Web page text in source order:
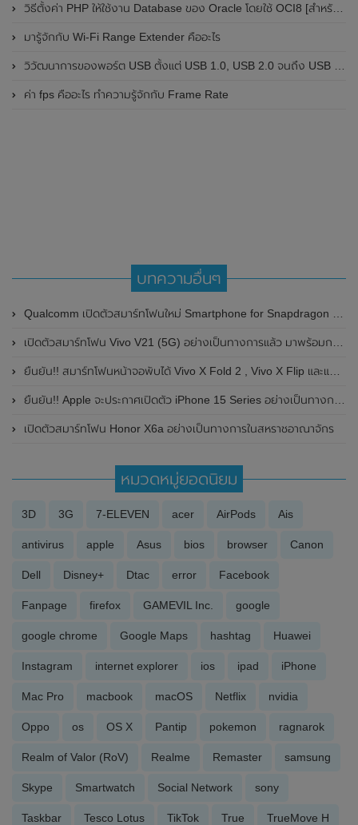
วิธีตั้งค่า PHP ให้ใช้งาน Database ของ Oracle โดยใช้ OCI8 [สำหรับ Mac OSX]
มารู้จักกับ Wi-Fi Range Extender คืออะไร
วิวัฒนาการของพอร์ต USB ตั้งแต่ USB 1.0, USB 2.0 จนถึง USB 4 ในปัจจุบัน
ค่า fps คืออะไร ทำความรู้จักกับ Frame Rate
บทความอื่นๆ
Qualcomm เปิดตัวสมาร์ทโฟนใหม่ Smartphone for Snapdragon Insiders มาพร้อมชิป Snapdragon 888 และหน้าจอ AMOLED , 144Hz ขนาด 6.78 นิ้ว
เปิดตัวสมาร์ทโฟน Vivo V21 (5G) อย่างเป็นทางการแล้ว มาพร้อมกล้องหน้า 44MP และกันสั่น OIS ในราคาเริ่มต้นเพียง 12,999 บาท
ยืนยัน!! สมาร์ทโฟนหน้าจอพับได้ Vivo X Fold 2 , Vivo X Flip และแท็บเล็ต Vivo Pad 2 จะเปิดตัวอย่างเป็นทางการในวันที่ 20 เมษายน 2023 นี้
ยืนยัน!! Apple จะประกาศเปิดตัว iPhone 15 Series อย่างเป็นทางการในวันที่ 12 กันยายน 2023 นี้
เปิดตัวสมาร์ทโฟน Honor X6a อย่างเป็นทางการในสหราชอาณาจักร
หมวดหมู่ยอดนิยม
3D 3G 7-ELEVEN acer AirPods Ais
antivirus apple Asus bios browser Canon
Dell Disney+ Dtac error Facebook
Fanpage firefox GAMEVIL Inc. google
google chrome Google Maps hashtag Huawei
Instagram internet explorer ios ipad iPhone
Mac Pro macbook macOS Netflix nvidia
Oppo os OS X Pantip pokemon ragnarok
Realm of Valor (RoV) Realme Remaster samsung
Skype Smartwatch Social Network sony
Taskbar Tesco Lotus TikTok True TrueMove H